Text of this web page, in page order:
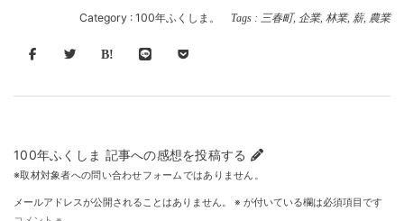
Category : 100年ふくしま。 Tags : 三春町, 企業, 林業, 薪, 農業
100年ふくしま 記事への感想を投稿する
※取材対象者への問い合わせフォームではありません。
メールアドレスが公開されることはありません。 ※ が付いている欄は必須項目です